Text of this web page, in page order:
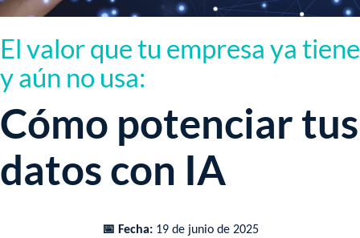
El valor que tu empresa ya tiene
y aún no usa:
Cómo potenciar tus
datos con IA​
📅 Fecha:19 de junio de 2025